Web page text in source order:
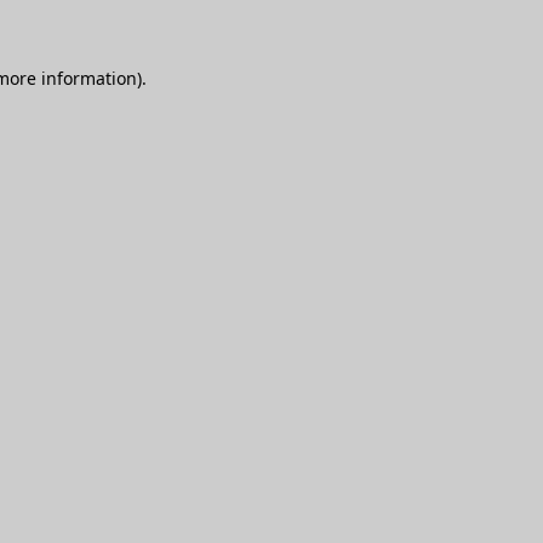
information).